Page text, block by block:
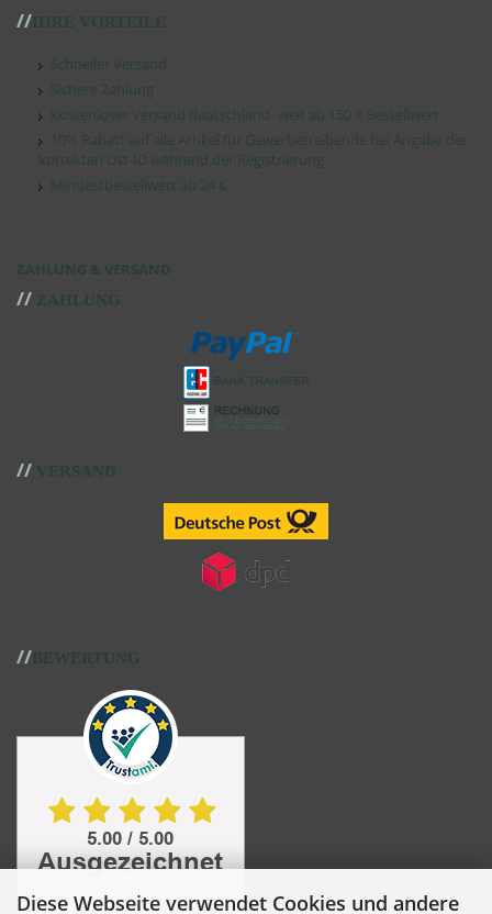
Diese Webseite verwendet Cookies und andere
//IHRE VORTEILE
Schneller Versand
Sichere Zahlung
Kostenloser Versand deutschland- weit ab 150 € Bestellwert
10% Rabatt auf alle Artikel für Gewerbetreibende bei Angabe der
korrekten Ust-ID während der Registrierung
Mindestbestellwert ab 24 €
ZAHLUNG & VERSAND
// ZAHLUNG
// VERSAND
//BEWERTUNG